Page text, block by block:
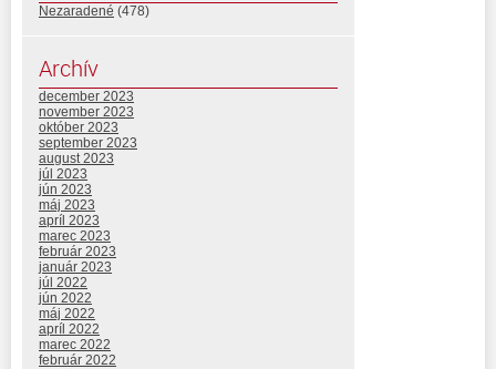
Nezaradené (478)
Archív
december 2023
november 2023
október 2023
september 2023
august 2023
júl 2023
jún 2023
máj 2023
apríl 2023
marec 2023
február 2023
január 2023
júl 2022
jún 2022
máj 2022
apríl 2022
marec 2022
február 2022